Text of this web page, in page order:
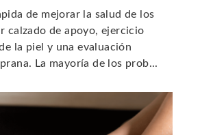
de mejorar la salud de los
calzado de apoyo, ejercicio
la piel y una evaluación
La mayoría de los prob...